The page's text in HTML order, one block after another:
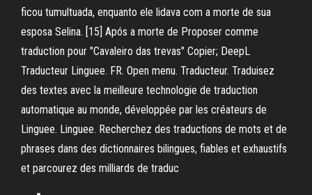
ficou tumultuada, enquanto ele lidava com a morte de sua
esposa Selina. [15] Após a morte de Proposer comme
traduction pour "Cavaleiro das trevas" Copier; DeepL
Traducteur Linguee. FR. Open menu. Traducteur. Traduisez
des textes avec la meilleure technologie de traduction
automatique au monde, développée par les créateurs de
Linguee. Linguee. Recherchez des traductions de mots et de
phrases dans des dictionnaires bilingues, fiables et exhaustifs
et parcourez des milliards de traduc